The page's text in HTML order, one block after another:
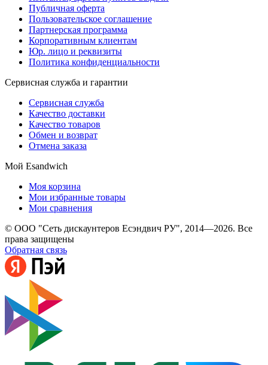
Публичная оферта
Пользовательское соглашение
Партнерская программа
Корпоративным клиентам
Юр. лицо и реквизиты
Политика конфиденциальности
Сервисная служба и гарантии
Сервисная служба
Качество доставки
Качество товаров
Обмен и возврат
Отмена заказа
Мой Esandwich
Моя корзина
Мои избранные товары
Мои сравнения
© ООО "Сеть дискаунтеров Есэндвич РУ", 2014—2026. Все
права защищены
Обратная связь